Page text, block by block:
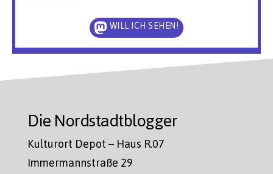
WILL ICH SEHEN!
Die Nordstadtblogger
Kulturort Depot – Haus R.07
Immermannstraße 29